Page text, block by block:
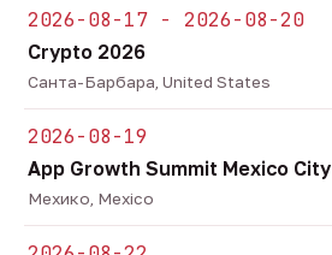
2026-08-17 - 2026-08-20
Crypto 2026
Санта-Барбара, United States
2026-08-19
App Growth Summit Mexico City
Мехико, Mexico